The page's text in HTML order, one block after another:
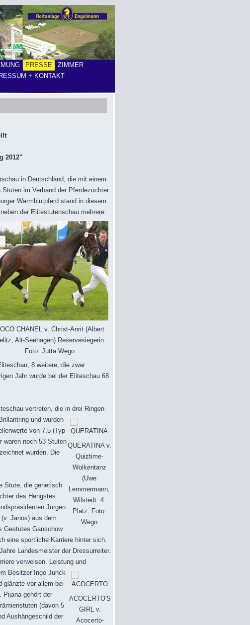
PRESSE
ZIMMER
+ KONTAKT
2012"
in Deutschland, die mit einem
im Verband der Pferdezüchter
Warmblutpferd stand in diesem
der Elitestutenschau mehrere
CHANEL v. Christ-Anrit (Albert
Alt-Seehagen) Reservesiegerin.
Foto: Jutta Wego
8 weitere, die zwar
Jahr wurde bei der Eliteschau 68
vertreten, die in drei Ringen
QUERATINA v.
Quiztime-
Wolkentanz
(Uwe
Lemmermann,
Wilstedt. 4.
Platz. Foto:
Wego
und wurden
von 7,5 (Typ
waren noch 53 Stuten
wurden. Die
Stute, die genetisch
des Hengstes
Jürgen
Janos) aus dem
Gestütes Ganschow
eine sportliche Karriere hinter sich.
Landesmeister der Dressurreiter.
verweisen. Leistung und
ACOCERTO'S
GIRL v.
Acocerto-
Besitzer Ingo Junck
glänzte vor allem bei
Pijana gehört der
(davon 5
Aushängeschild der